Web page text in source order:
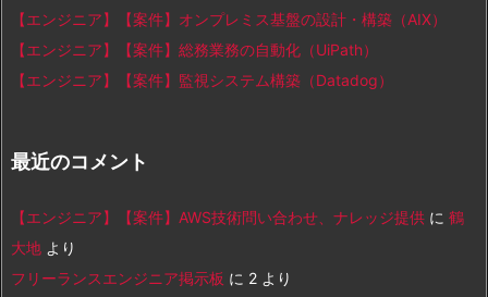
【エンジニア】【案件】オンプレミス基盤の設計・構築（AIX）
【エンジニア】【案件】総務業務の自動化（UiPath）
【エンジニア】【案件】監視システム構築（Datadog）
最近のコメント
【エンジニア】【案件】AWS技術問い合わせ、ナレッジ提供 に 鶴
大地 より
フリーランスエンジニア掲示板 に 2 より